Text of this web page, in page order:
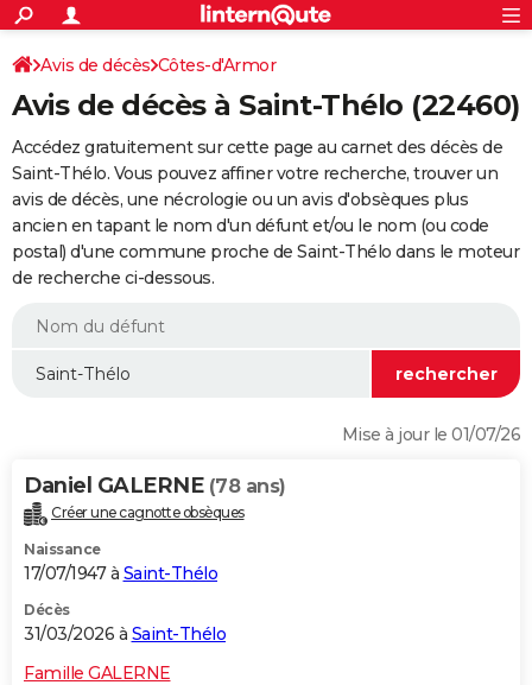
ACTUALITÉS
Politique
Société
Faits Divers
Education
Monde
Villes
+
SPORT
Coupe du monde 2026
Football
Tennis
Cyclisme
Rugby
Forum
Programme TV
TNT
Streaming
Cinéma
Sorties cinéma
Musique
+
FINANCE
Retraite
Impôts
Epargne
Immobilier
Risques naturels par ville
Banque
Assurance
Crédit
AUTO
Essais
Réserver un essai
Citadines
Berlines
SUV
Forum auto
+
HIGH-TECH
BRICOLAGE
WEEK-END
Alimentation
Guide de la santé
Maladies
Médicaments
Sommeil
VOYAGE
Destinations
City break
Voyage nature
Voyage de noces
Forum
Climat
+PHOTO
GUIDES D'ACHAT
S'inscrire
Connexion
Avis de décès Côtes-d'Armor
Avis de décès à Saint-Thélo (22460)
Accédez gratuitement sur cette page au carnet des décès de
Saint-Thélo. Vous pouvez affiner votre recherche, trouver un
avis de décès, une nécrologie ou un avis d'obsèques plus
ancien en tapant le nom d'un défunt et/ou le nom (ou code
postal) d'une commune proche de Saint-Thélo dans le moteur
de recherche ci-dessous.
Mise à jour le 01/07/26
Daniel GALERNE (78 ans)
Créer une cagnotte obsèques
Naissance
17/07/1947 à Saint-Thélo
Décès
31/03/2026 à Saint-Thélo
Famille GALERNE